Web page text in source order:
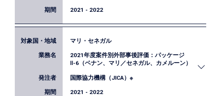
効果検証を担当し、評価デザインの設計・データ収
2021 - 2022
JICAでは、毎年10億円以上の事業を対象に外部評価
者による事後評価を実施しています。本業務はウガ
ンダでの変電所改修事業、ルワンダでの地方給水事
業、タンザニアでの送配電網事業での事後評価を行
ったものです。弊社はウガンダとタンザニアの事後
マリ・セネガル
2021年度案件別外部事後評価：パッケージ
Ⅱ-6（ベナン、マリ／セネガル、カメルーン）
国際協力機構（JICA）※
2021 - 2022